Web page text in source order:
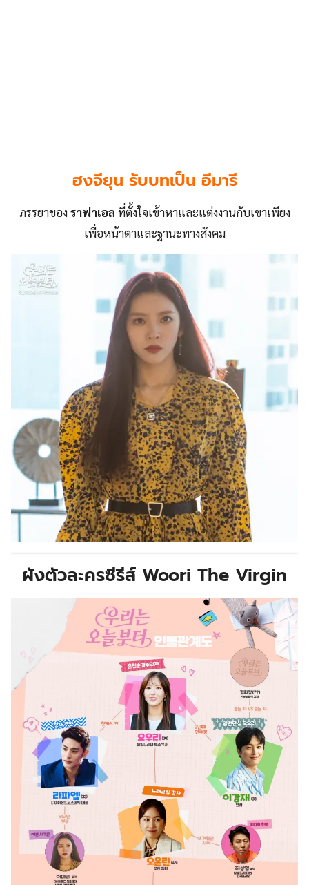
ฮงจียุน รับบทเป็น อีมารี
ภรรยาของราฟาเอล ที่ตั้งใจเข้าหาและแต่งงานกับเขาเพียง
เพื่อหน้าตาและฐานะทางสังคม
ผังตัวละครซีรีส์ Woori The Virgin